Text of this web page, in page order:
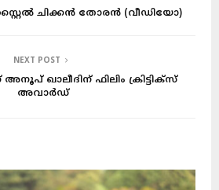
ചിക്കൻ തോരൻ (വീഡിയോ)
NEXT POST
ഖാലീദിന് ഫിലിം ക്രിട്ടിക്സ്
അവാർഡ്